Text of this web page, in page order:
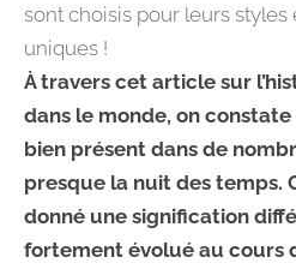
sont choisis pour leurs styles
uniques !
À travers cet article sur
dans le monde, on
bien présent dans de
presque la nuit des temps.
donné une signification
fortement évolué au cours